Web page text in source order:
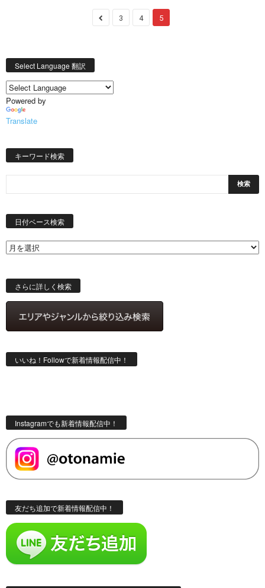
3 4 5
Select Language 翻訳
Powered by
Translate
キーワード検索
日付ベース検索
索
さらに詳しく検索
いいね！Followで新着情報配信中！
Instagramでも新着情報配信中！
友だち追加で新着情報配信中！